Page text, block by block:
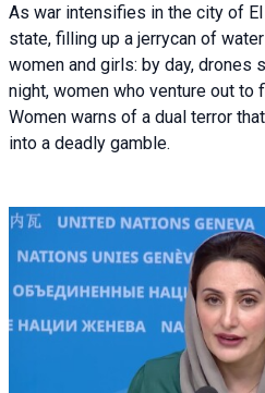
As war intensifies in the city of
state, filling up a jerrycan of
women and girls: by day, drones
night, women who venture out to
Women warns of a dual terror
into a deadly gamble.